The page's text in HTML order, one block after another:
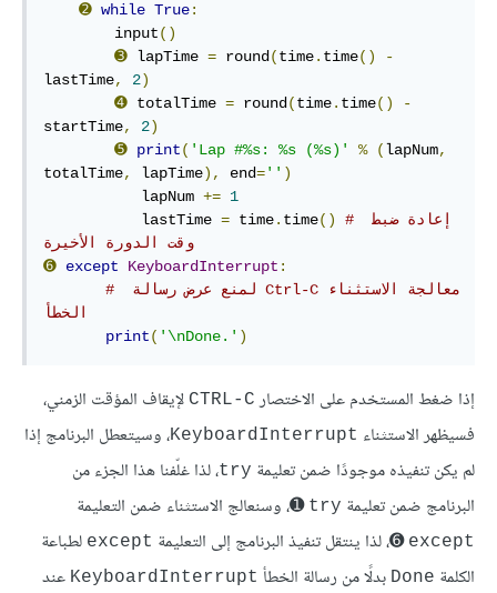
➋ while True:
        input
()
➌ lapTime = round(time. time()
-
lastTime, 2)
➍ totalTime = round(time. time()
-
startTime, 2)
➎ print( 'Lap #%s: %s (%s)' % (lapNum,
totalTime, lapTime), end='' )
           lapNum
+= 1
           lastTime
= time. time()
# إعادة ضبط
وقت الدورة الأخيرة
➏ except KeyboardInterrupt :
# معالجة الاستثناء‫ Ctrl-C لمنع عرض رسالة
الخطأ
print( '\nDone.' )
إذا ضغط المستخدم على الاختصار CTRL-C لإيقاف المؤقت الزمني،
فسيظهر الاستثناء KeyboardInterrupt، وسيتعطل البرنامج إذا
لم يكن تنفيذه موجودًا ضمن تعليمة try، لذا غلّفنا هذا الجزء من
البرنامج ضمن تعليمة try ➊، وسنعالج الاستثناء ضمن التعليمة
except ➏، لذا ينتقل تنفيذ البرنامج إلى التعليمة except لطباعة
الكلمة Done بدلًا من رسالة الخطأ KeyboardInterrupt عند